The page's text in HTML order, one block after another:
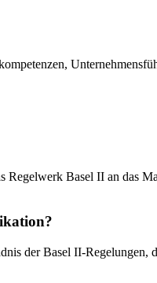
Regelwerk Basel II an das
der Basel II-